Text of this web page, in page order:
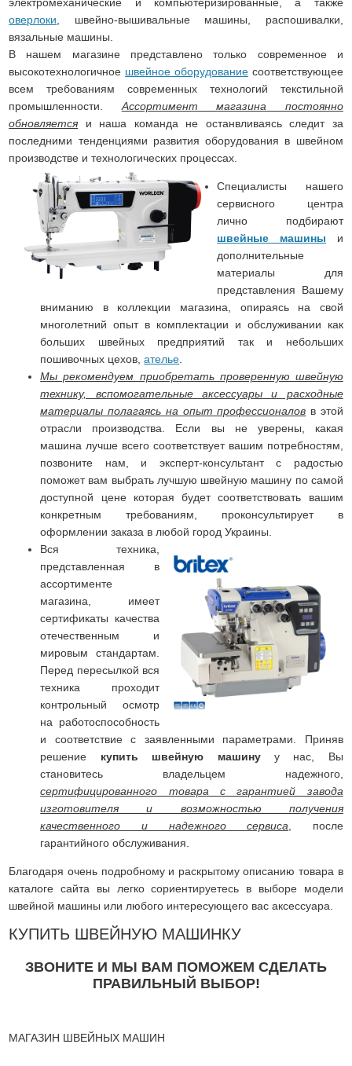
оверлоки , швейно-вышивальные машины, распошивалки,
вязальные машины.
В нашем магазине представлено только современное и
высокотехнологичное швейное оборудованиесоответствующее
всем требованиям современных технологий текстильной
промышленности. Ассортимент магазина постоянно
обновляется и наша команда не останвливаясь следит за
последними тенденциями развития оборудования в швейном
производстве и технологических процессах.
Специалисты нашего
сервисного центра
лично подбирают
швейные машины и
дополнительные
материалы для
представления Вашему
вниманию в коллекции магазина, опираясь на свой
многолетний опыт в комплектации и обслуживании как
больших швейных предприятий так и небольших
пошивочных цехов,ателье
Мы рекомендуем приобретать проверенную швейную
технику, вспомогательные аксессуары и расходные
материалы полагаясь на опыт профессионалов в этой
отрасли производства. Если вы не уверены, какая
машина лучше всего соответствует вашим потребностям,
позвоните нам, и эксперт-консультант с радостью
поможет вам выбрать лучшую швейную машину по самой
доступной цене которая будет соответствовать вашим
конкретным требованиям, проконсультирует в
оформлении заказа в любой город Украины.
Вся техника,
представленная в
ассортименте
магазина, имеет
сертификаты качества
отечественным и
мировым стандартам.
Перед пересылкой вся
техника проходит
контрольный осмотр
на работоспособность
и соответствие с заявленными параметрами. Приняв
решение купить швейную машинуу нас, Вы
становитесь владельцем надежного,
сертифицированного товара с гарантией завода
изготовителя и возможностью получения
качественного и надежного сервиса , после
гарантийного обслуживания.
Благодаря очень подробному и раскрытому описанию товара в
каталоге сайта вы легко сориентируетесь в выборе модели
швейной машины или любого интересующего вас аксессуара.
КУПИТЬ ШВЕЙНУЮ МАШИНКУ
ЗВОНИТЕ И МЫ ВАМ ПОМОЖЕМ СДЕЛАТЬ
ПРАВИЛЬНЫЙ ВЫБОР!
МАГАЗИН ШВЕЙНЫХ МАШИН